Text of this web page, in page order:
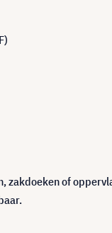
zakdoeken of